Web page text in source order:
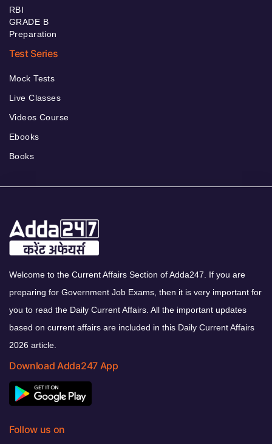
RBI
GRADE B
Preparation
Test Series
Mock Tests
Live Classes
Videos Course
Ebooks
Books
Welcome to the Current Affairs Section of Adda247. If you are
preparing for Government Job Exams, then it is very important for
you to read the Daily Current Affairs. All the important updates
based on current affairs are included in this Daily Current Affairs
2026 article.
Download Adda247 App
Follow us on